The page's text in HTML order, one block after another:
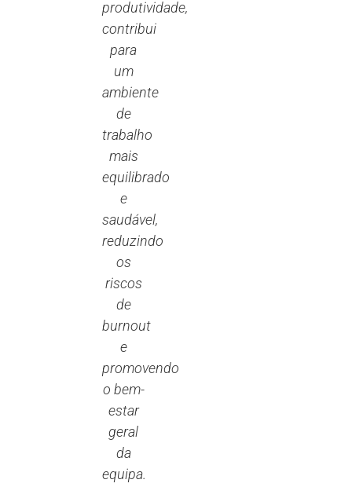
produtividade,
contribui
para
um
ambiente
de
trabalho
mais
equilibrado
e
saudável,
reduzindo
os
riscos
de
burnout
e
promovendo
o bem-
estar
geral
da
equipa.